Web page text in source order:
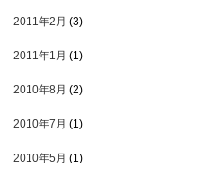
2011年2月 (3)
2011年1月 (1)
2010年8月 (2)
2010年7月 (1)
2010年5月 (1)